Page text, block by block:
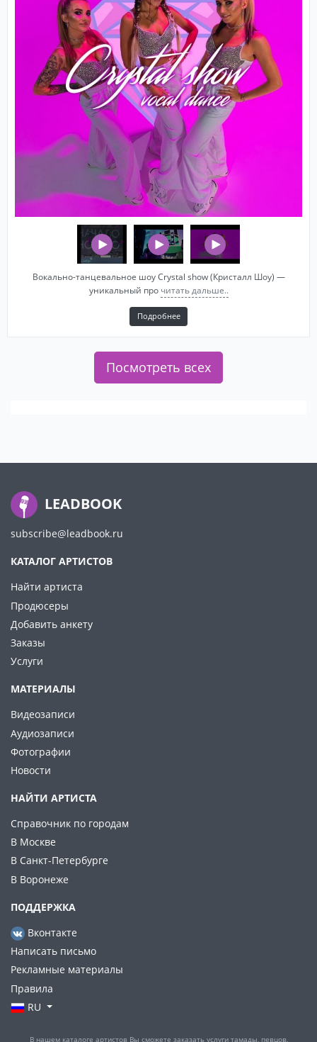
Вокально-танцевальное шоу Crystal show (Кристалл Шоу) —
уникальный про читать дальше..
Подробнее
Посмотреть всех
LEADBOOK
subscribe@leadbook.ru
КАТАЛОГ АРТИСТОВ
Найти артиста
Продюсеры
Добавить анкету
Заказы
Услуги
МАТЕРИАЛЫ
Видеозаписи
Аудиозаписи
Фотографии
Новости
НАЙТИ АРТИСТА
Справочник по городам
В Москве
В Санкт-Петербурге
В Воронеже
ПОДДЕРЖКА
Вконтакте
Написать письмо
Рекламные материалы
Правила
RU
В нашем каталоге артистов Вы сможете заказать услуги тамады, певцов,